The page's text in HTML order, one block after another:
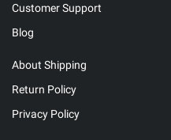
Customer Support
Blog
About Shipping
Return Policy
Privacy Policy